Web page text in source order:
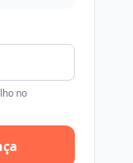
no